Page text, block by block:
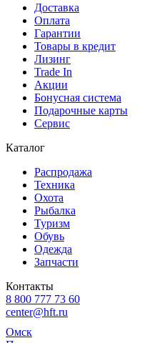
Доставка
Оплата
Гарантии
Товары в кредит
Лизинг
Trade In
Акции
Бонусная система
Подарочные карты
Сервис
Каталог
Распродажа
Техника
Охота
Рыбалка
Туризм
Обувь
Одежда
Запчасти
Контакты
8 800 777 73 60
center@hft.ru
Омск